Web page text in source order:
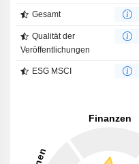
+11,36 %
+17,65 %
Gesamt
Qualität der
Veröffentlichungen
ESG MSCI